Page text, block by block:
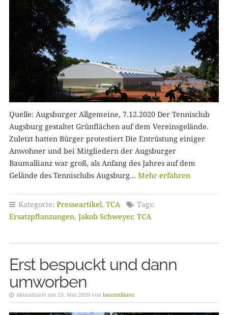
Quelle: Augsburger Allgemeine, 7.12.2020 Der Tennisclub
Augsburg gestaltet Grünflächen auf dem Vereinsgelände.
Zuletzt hatten Bürger protestiert Die Entrüstung einiger
Anwohner und bei Mitgliedern der Augsburger
Baumallianz war groß, als Anfang des Jahres auf dem
Gelände des Tennisclubs Augsburg… Mehr erfahren
Kategorie: Presseartikel, TCA
Tags:
Ersatzpflanzungen, Jakob Schweyer, TCA
Erst bespuckt und dann
umworben
Aktualisiert am 25. Mai 2020 von baumallianz